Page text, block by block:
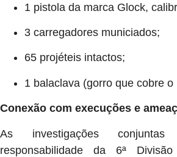
1 pistola da marca Glock,
3 carregadores municiados;
65 projéteis intactos;
1 balaclava (gorro que cobre o
Conexão com execuções e
As investigações
responsabilidade da 6ª